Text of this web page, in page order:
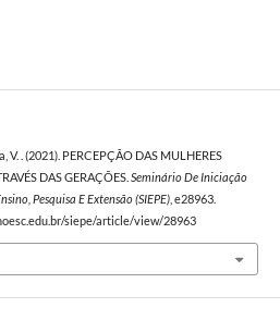
. (2021). PERCEPÇÃO DAS MULHERES
DAS GERAÇÕES. Seminário De Iniciação
Pesquisa E Extensão (SIEPE), e28963.
siepe/article/view/28963